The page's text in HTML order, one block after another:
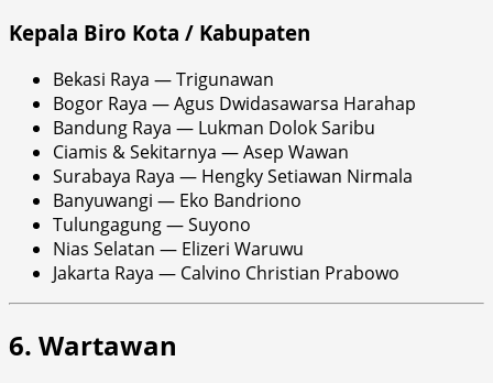
Kepala Biro Kota / Kabupaten
Bekasi Raya — Trigunawan
Bogor Raya — Agus Dwidasawarsa Harahap
Bandung Raya — Lukman Dolok Saribu
Ciamis & Sekitarnya — Asep Wawan
Surabaya Raya — Hengky Setiawan Nirmala
Banyuwangi — Eko Bandriono
Tulungagung — Suyono
Nias Selatan — Elizeri Waruwu
Jakarta Raya — Calvino Christian Prabowo
6. Wartawan